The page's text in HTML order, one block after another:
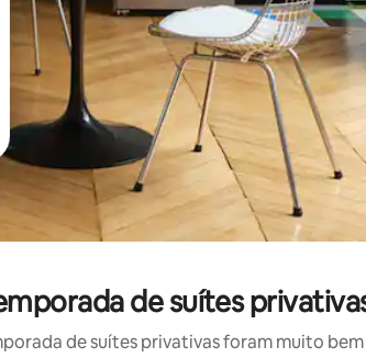
de suítes
de suítes privativas foram muito